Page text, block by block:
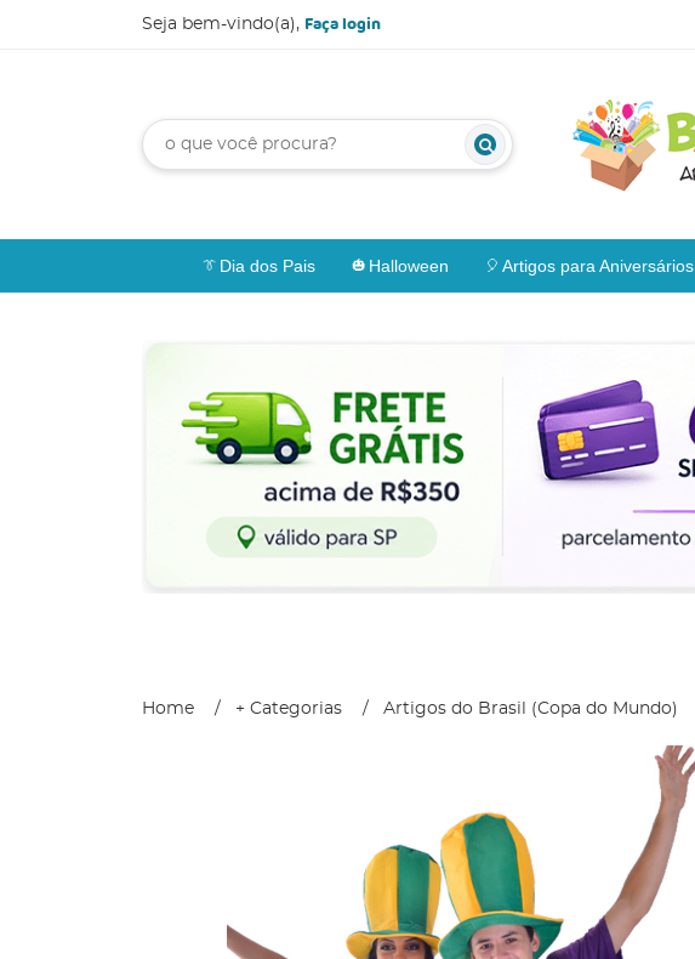
Seja bem-vindo(a), Faça login
Dia dos Pais Halloween Artigos para Aniversários
Home + Categorias Artigos do Brasil (Copa do Mundo)